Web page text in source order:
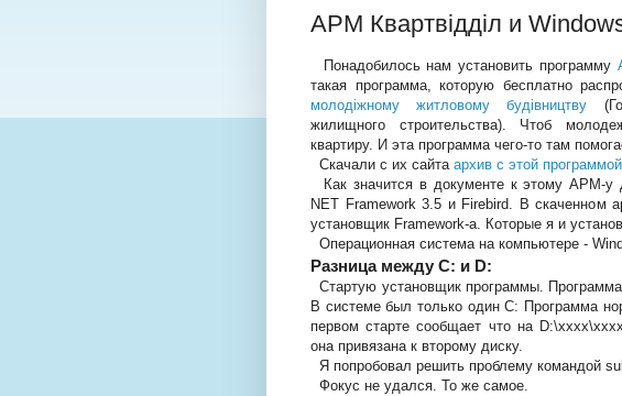
АРМ Квартвідділ и
Понадобилось нам установить программу
такая программа, которую бесплатно
молодіжному житловому будівництву
жилищного строительства). Чтоб
квартиру. И эта программа чего-то там
Скачали с их сайта архив с этой программой
Как значится в документе к этому АРМ-у
NET Framework 3.5 и Firebird. В скаченном
установщик Framework-а. Которые я и
Операционная система на компьютере -
Разница между C: и D:
Стартую установщик программы.
В системе был только один C: Программа
первом старте сообщает что на
она привязана к второму диску.
Я попробовал решить проблему командой
Фокус не удался. То же самое.